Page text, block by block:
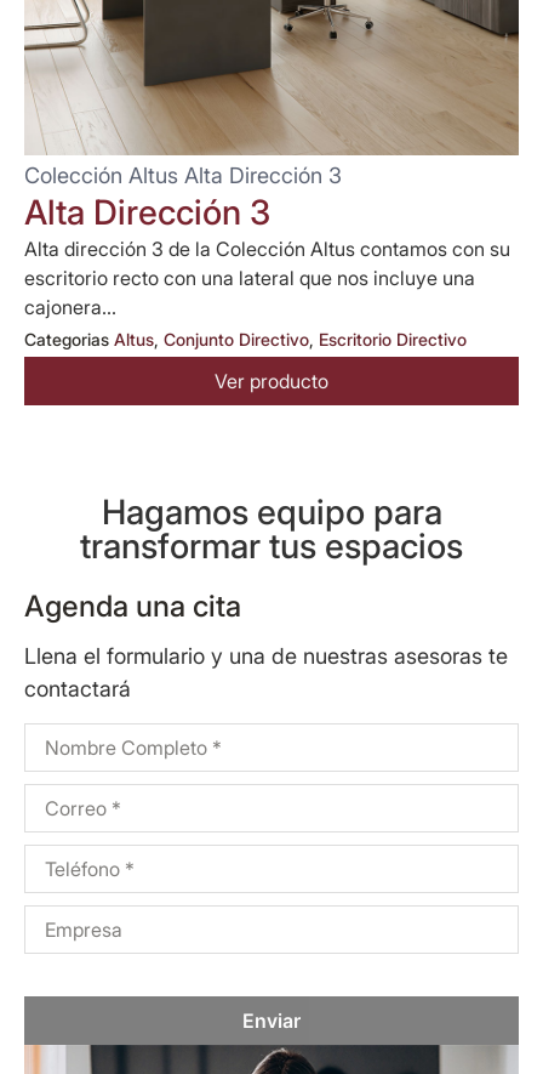
Colección Altus Alta Dirección 3
Alta Dirección 3
Alta dirección 3 de la Colección Altus contamos con su
escritorio recto con una lateral que nos incluye una
cajonera...
Categorias Altus, Conjunto Directivo, Escritorio Directivo
Ver producto
Hagamos equipo para
transformar tus espacios
Agenda una cita
Llena el formulario y una de nuestras asesoras te
contactará
Enviar